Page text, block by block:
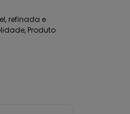
refinada e
Produto